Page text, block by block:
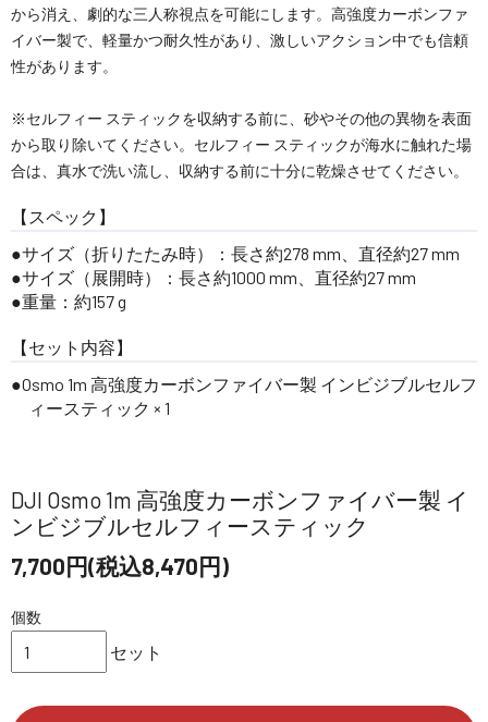
から消え、劇的な三人称視点を可能にします。高強度カーボンファ
イバー製で、軽量かつ耐久性があり、激しいアクション中でも信頼
性があります。
※セルフィー スティックを収納する前に、砂やその他の異物を表面
から取り除いてください。セルフィー スティックが海水に触れた場
合は、真水で洗い流し、収納する前に十分に乾燥させてください。
【スペック】
サイズ（折りたたみ時）：長さ約278 mm、直径約27 mm
サイズ（展開時）：長さ約1000 mm、直径約27 mm
重量：約157 g
【セット内容】
Osmo 1m 高強度カーボンファイバー製 インビジブルセルフ
ィースティック × 1
DJI Osmo 1m 高強度カーボンファイバー製 イ
ンビジブルセルフィースティック
7,700円(税込8,470円)
個数
セット